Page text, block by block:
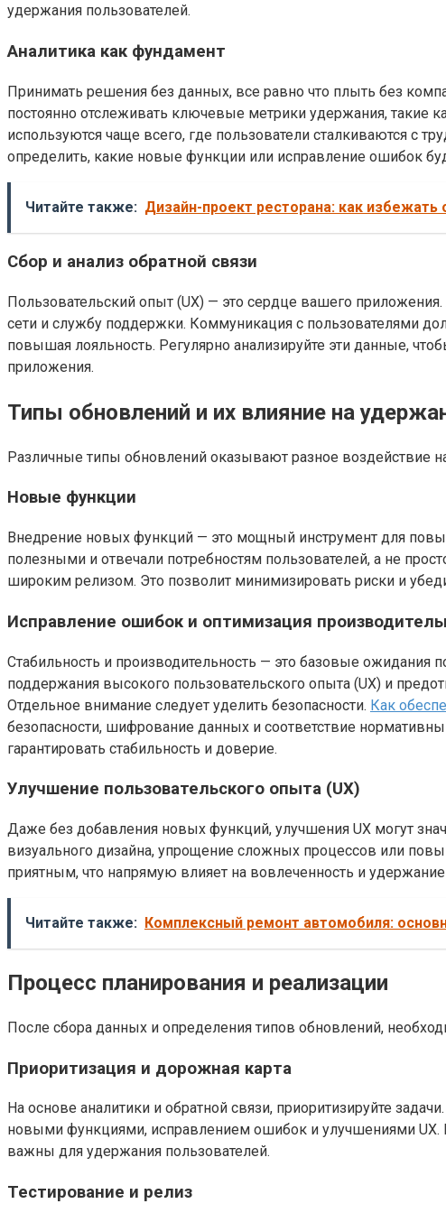
удержания пользователей.
Аналитика как фундамент
Принимать решения без данных, все равно что плыть без
постоянно отслеживать ключевые метрики удержания, такие
используются чаще всего, где пользователи сталкиваются с
определить, какие новые функции или исправление ошибок
Читайте также: Дизайн-проект ресторана: как
Сбор и анализ обратной связи
Пользовательский опыт (UX) — это сердце вашего
сети и службу поддержки. Коммуникация с пользователями
повышая лояльность. Регулярно анализируйте эти данные,
приложения.
Типы обновлений и их влияние на
Различные типы обновлений оказывают разное воздействие
Новые функции
Внедрение новых функций — это мощный инструмент для
полезными и отвечали потребностям пользователей, а не
широким релизом. Это позволит минимизировать риски и
Исправление ошибок и оптимизация
Стабильность и производительность — это базовые ожидания
поддержания высокого пользовательского опыта (UX) и
Отдельное внимание следует уделить безопасности. Как
безопасности, шифрование данных и соответствие
гарантировать стабильность и доверие.
Улучшение пользовательского опыта (UX)
Даже без добавления новых функций, улучшения UX могут
визуального дизайна, упрощение сложных процессов или
приятным, что напрямую влияет на вовлеченность и удержание
Читайте также: Комплексный ремонт автомобиля:
Процесс планирования и реализации
После сбора данных и определения типов обновлений,
Приоритизация и дорожная карта
На основе аналитики и обратной связи, приоритизируйте
новыми функциями, исправлением ошибок и улучшениями UX.
важны для удержания пользователей.
Тестирование и релиз